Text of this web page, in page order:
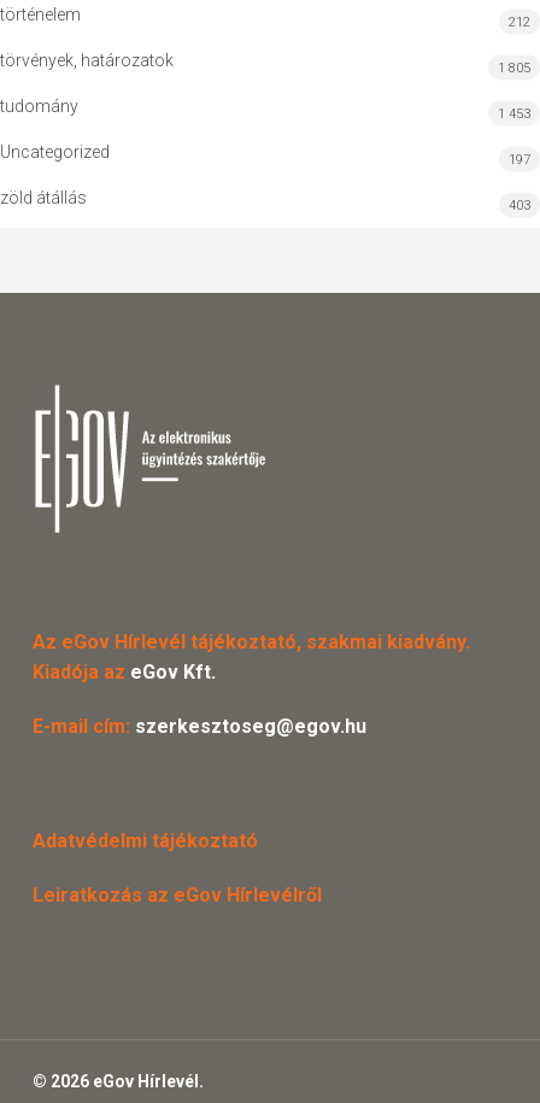
történelem 212
törvények, határozatok 1 805
tudomány 1 453
Uncategorized 197
zöld átállás 403
Az eGov Hírlevél tájékoztató, szakmai kiadvány.
Kiadója az eGov Kft.
E-mail cím: szerkesztoseg@egov.hu
Adatvédelmi tájékoztató
Leiratkozás az eGov Hírlevélről
© 2026 eGov Hírlevél.